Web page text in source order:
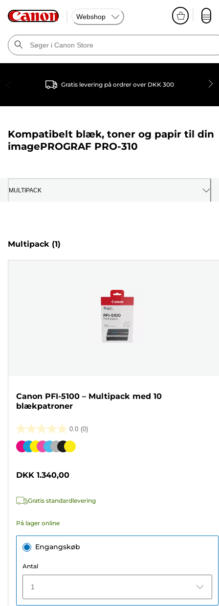
Webshop
Gratis levering på ordrer over DKK 300
Kompatibelt blæk, toner og papir til din
imagePROGRAF PRO-310
MULTIPACK
Multipack (1)
Canon PFI-5100 – Multipack med 10
blækpatroner
0.0 (0)
0.0
ud
stjerner.
Farvepatron
DKK 1.340,00
Gratis standardlevering
På lager online
Engangskøb
Antal
1